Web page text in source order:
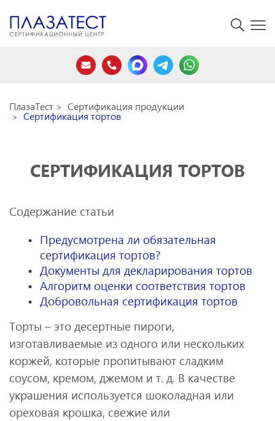
ПлазаТест Сертификация продукции
Сертификация тортов
СЕРТИФИКАЦИЯ ТОРТОВ
Содержание статьи
Предусмотрена ли обязательная
сертификация тортов?
Документы для декларирования тортов
Алгоритм оценки соответствия тортов
Добровольная сертификация тортов
Торты – это десертные пироги,
изготавливаемые из одного или нескольких
коржей, которые пропитывают сладким
соусом, кремом, джемом и т. д. В качестве
украшения используется шоколадная или
ореховая крошка, свежие или